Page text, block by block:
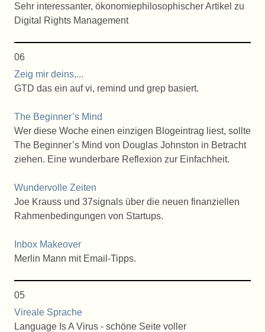
Sehr interessanter, ökonomiephilosophischer Artikel zu
Digital Rights Management
06
Zeig mir deins,...
GTD das ein auf vi, remind und grep basiert.
The Beginner’s Mind
Wer diese Woche einen einzigen Blogeintrag liest, sollte
The Beginner’s Mind von Douglas Johnston in Betracht
ziehen. Eine wunderbare Reflexion zur Einfachheit.
Wundervolle Zeiten
Joe Krauss und 37signals über die neuen finanziellen
Rahmenbedingungen von Startups.
Inbox Makeover
Merlin Mann mit Email-Tipps.
05
Vireale Sprache
Language Is A Virus - schöne Seite voller